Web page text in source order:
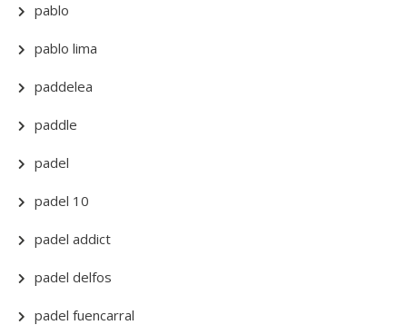
pablo
pablo lima
paddelea
paddle
padel
padel 10
padel addict
padel delfos
padel fuencarral